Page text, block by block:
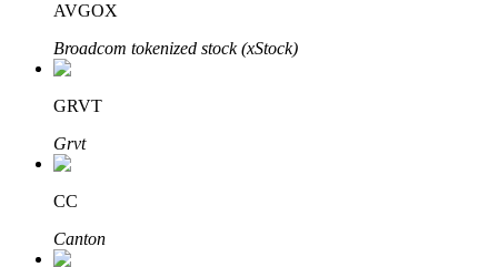
القروض
خدمة الاقتراض المدعومة بالعملات المشفرة
AVGOX
Broadcom tokenized stock (xStock)
GRVT
Grvt
CC
Canton